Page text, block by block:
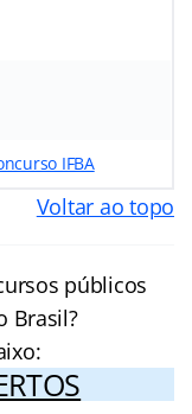
IFBA
Voltar ao topo
públicos
Brasil?